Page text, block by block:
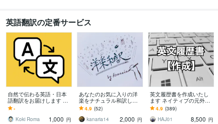
英語翻訳の定番サービス
自然で伝わる英語・日本
語翻訳をお届けします 慶
應卒 × 翻訳歴9年！ネイテ
ィブ目線の自然な表現に
対応
-
Koki Roma
1,000 円
あなたのお気に入りの洋
楽をナチュラル和訳しま
す ご依頼累計135曲突
破！好きな洋楽の歌詞の
意味を知りたい方へ
4.9 (52)
kanaria14
2,000 円
英文履歴書を作成いたし
ます ネイティブの元外資
系企業社長が英文履歴書
を作成します
4.9 (389)
HAJ01
8,500 円